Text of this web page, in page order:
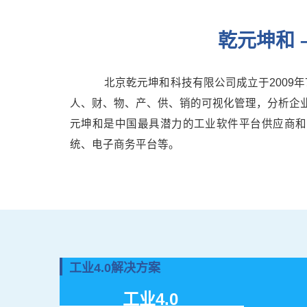
乾元坤和
北京乾元坤和科技有限公司成立于2009
人、财、物、产、供、销的可视化管理，分析
元坤和是中国最具潜力的工业软件平台供应商
统、电子商务平台等。
工业4.0解决方案
工业4.0